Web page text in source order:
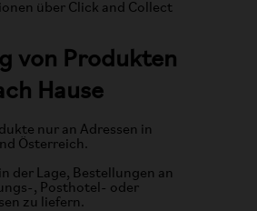
über Click and Collect
von Produkten
Hause
nur an Adressen in
Österreich.
der Lage, Bestellungen an
, Posthotel- oder
zu liefern.